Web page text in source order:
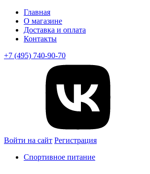
Главная
О магазине
Доставка и оплата
Контакты
+7 (495) 740-90-70
Войти на сайт Регистрация
Спортивное питание